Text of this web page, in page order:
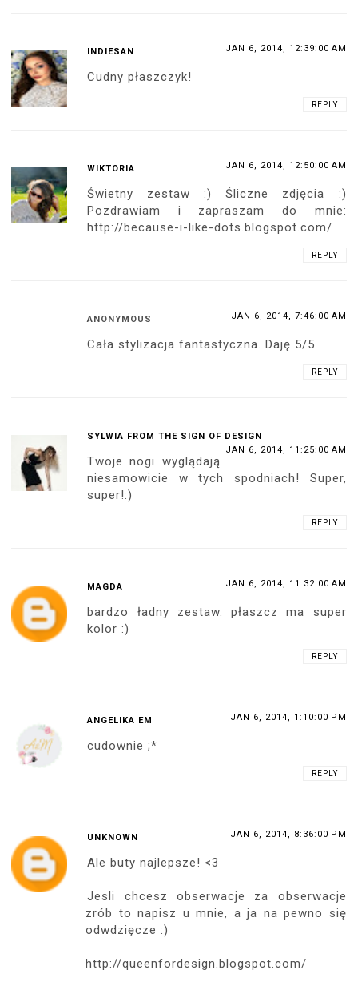
INDIESAN JAN 6, 2014, 12:39:00 AM
Cudny płaszczyk!
REPLY
WIKTORIA JAN 6, 2014, 12:50:00 AM
Świetny zestaw :) Śliczne zdjęcia :)
Pozdrawiam i zapraszam do mnie:
http://because-i-like-dots.blogspot.com/
REPLY
ANONYMOUS JAN 6, 2014, 7:46:00 AM
Cała stylizacja fantastyczna. Daję 5/5.
REPLY
SYLWIA FROM THE SIGN OF DESIGN
JAN 6, 2014, 11:25:00 AM
Twoje nogi wyglądają
niesamowicie w tych spodniach! Super,
super!:)
REPLY
MAGDA JAN 6, 2014, 11:32:00 AM
bardzo ładny zestaw. płaszcz ma super
kolor :)
REPLY
ANGELIKA EM JAN 6, 2014, 1:10:00 PM
cudownie ;*
REPLY
UNKNOWN JAN 6, 2014, 8:36:00 PM
Ale buty najlepsze! <3
Jesli chcesz obserwacje za obserwacje
zrób to napisz u mnie, a ja na pewno się
odwdzięcze :)
http://queenfordesign.blogspot.com/